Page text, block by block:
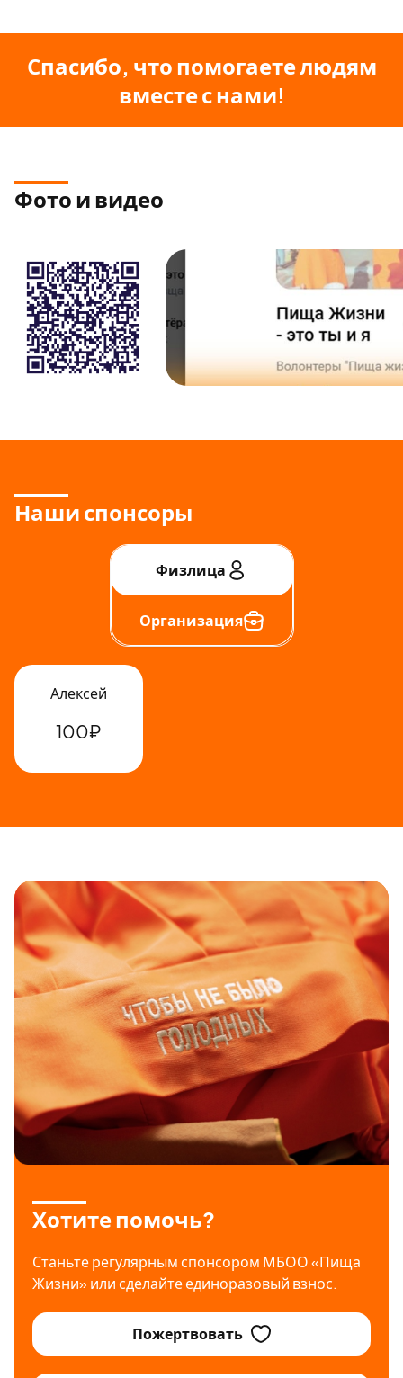
Спасибо, что помогаете людям
вместе с нами!
Фото и видео
Наши спонсоры
Физлица
Организация
Алексей
100₽
Хотите помочь?
Станьте регулярным спонсором МБОО «Пища
Жизни» или сделайте единоразовый взнос.
Пожертвовать